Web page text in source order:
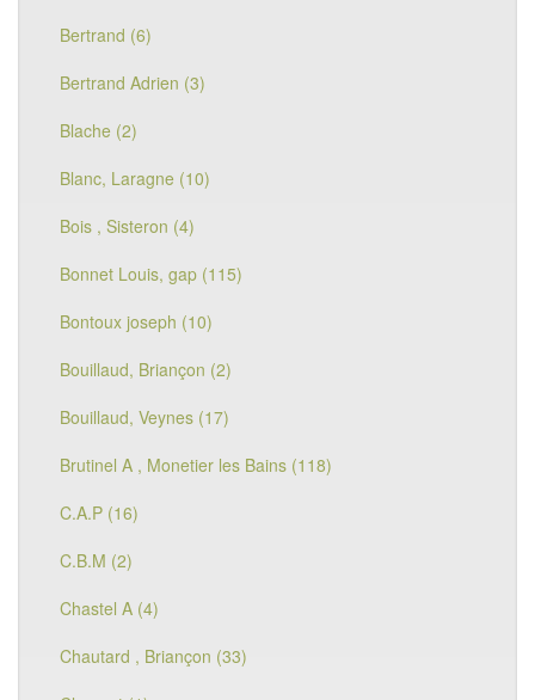
Bertrand (6)
Bertrand Adrien (3)
Blache (2)
Blanc, Laragne (10)
Bois , Sisteron (4)
Bonnet Louis, gap (115)
Bontoux joseph (10)
Bouillaud, Briançon (2)
Bouillaud, Veynes (17)
Brutinel A , Monetier les Bains (118)
C.A.P (16)
C.B.M (2)
Chastel A (4)
Chautard , Briançon (33)